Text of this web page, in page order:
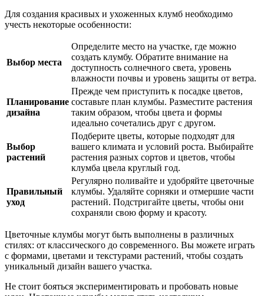
Для создания красивых и ухоженных клумб необходимо
учесть некоторые особенности:
Выбор места
Определите место на участке, где можно
создать клумбу. Обратите внимание на
доступность солнечного света, уровень
влажности почвы и уровень защиты от ветра.
Планирование
дизайна
Прежде чем приступить к посадке цветов,
составьте план клумбы. Разместите растения
таким образом, чтобы цвета и формы
идеально сочетались друг с другом.
Выбор
растений
Подберите цветы, которые подходят для
вашего климата и условий роста. Выбирайте
растения разных сортов и цветов, чтобы
клумба цвела круглый год.
Правильный
уход
Регулярно поливайте и удобряйте цветочные
клумбы. Удаляйте сорняки и отмершие части
растений. Подстригайте цветы, чтобы они
сохраняли свою форму и красоту.
Цветочные клумбы могут быть выполнены в различных
стилях: от классического до современного. Вы можете играть
с формами, цветами и текстурами растений, чтобы создать
уникальный дизайн вашего участка.
Не стоит бояться экспериментировать и пробовать новые